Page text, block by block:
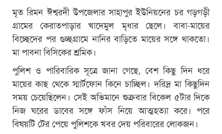
মৃত রিমন ঈশ্বরদী উপজেলার সাহাপুর ইউনিয়নের চর গড়গড়ী
গ্রামের কেরাতপাড়ার খাদেমুল মৃধার ছেলে। বাবা-মায়ের
বিচ্ছেদের পর গুচ্ছগ্রামে নানির বাড়িতে মায়ের সঙ্গে থাকতো।
মা পাবনা বিসিকের শ্রমিক।
পুলিশ ও পারিবারিক সূত্রে জানা গেছে, বেশ কিছু দিন ধরে
মায়ের কাছ থেকে স্মার্টফোন কিনে চাচ্ছিল। দরিদ্র মা কিছুদিন
সময় চেয়েছিলেন। সেই অভিমানে শুক্রবার বিকেল ৫টার দিকে
নিজ ঘরের ডাবের সঙ্গে ফাঁস নিয়ে আত্মহত্যা করে। পরে
বিষয়টি টের পেয়ে পুলিশকে খবর দেয় পরিবারের লোকজন।